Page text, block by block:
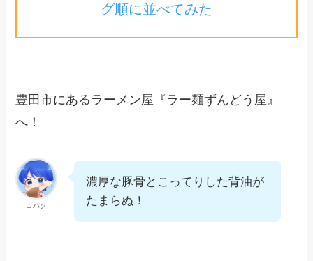
グ順に並べてみた
豊田市にあるラーメン屋『ラー麺ずんどう屋』
へ！
コハク
濃厚な豚骨とこってりした背油が
たまらぬ！